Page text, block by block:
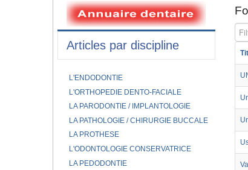
Articles par discipline
L'ENDODONTIE
L'ORTHOPEDIE DENTO-FACIALE
LA PARODONTIE / IMPLANTOLOGIE
LA PATHOLOGIE / CHIRURGIE BUCCALE
LA PROTHESE
L'ODONTOLOGIE CONSERVATRICE
LA PEDODONTIE